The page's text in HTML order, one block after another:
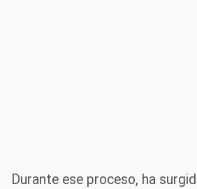
Durante ese proceso, ha